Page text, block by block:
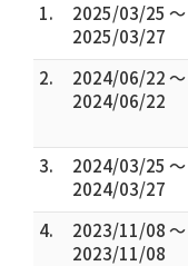
1.
2025/03/25 ～
2025/03/27
2.
2024/06/22 ～
2024/06/22
3.
2024/03/25 ～
2024/03/27
4.
2023/11/08 ～
2023/11/08